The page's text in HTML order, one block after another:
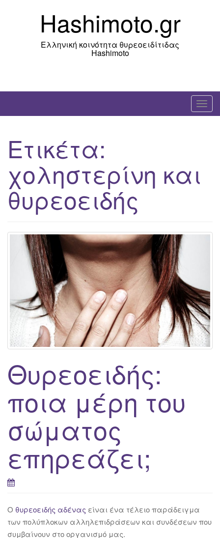
Hashimoto.gr
Ελληνική κοινότητα θυρεοειδίτιδας
Hashimoto
T
o
n
Ετικέτα:
χοληστερίνη και
θυρεοειδής
Θυρεοειδής:
ποια μέρη του
σώματος
επηρεάζει;
Ο θυρεοειδής αδένας είναι ένα τέλειο παράδειγμα
των πολύπλοκων αλληλεπιδράσεων και συνδέσεων που
συμβαίνουν στο οργανισμό μας.